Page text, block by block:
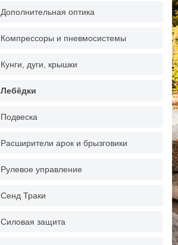
Дополнительная оптика
Компрессоры и пневмосистемы
Кунги, дуги, крышки
Лебёдки
Подвеска
Расширители арок и брызговики
Рулевое управление
Сенд Траки
Силовая защита